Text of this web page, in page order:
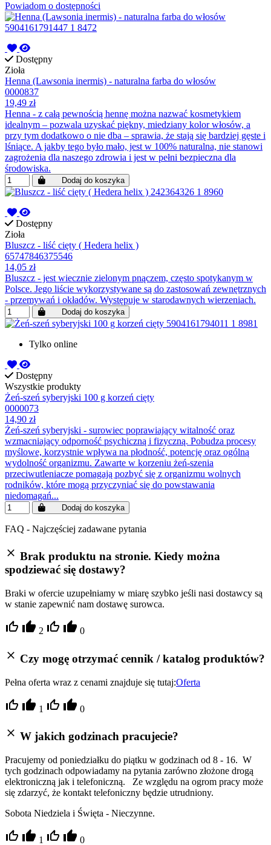
Powiadom o dostępności
Dostępny
Zioła
Henna (Lawsonia inermis) - naturalna farba do włosów
0000837
19,49 zł
Henna - z całą pewnością hennę można nazwać kosmetykiem
idealnym – pozwala uzyskać piękny, miedziany kolor włosów, a
przy tym dodatkowo o nie dba – sprawia, że stają się bardziej gęste i
lśniące. A jakby tego było mało, jest w 100% naturalna, nie stanowi
zagrożenia dla naszego zdrowia i jest w pełni bezpieczna dla
środowiska.
Dodaj do koszyka
Dostępny
Zioła
Bluszcz - liść cięty ( Hedera helix )
65747846375546
14,05 zł
Bluszcz - jest wiecznie zielonym pnączem, często spotykanym w
Polsce. Jego liście wykorzystywane są do zastosowań zewnętrznych
- przemywań i okładów. Występuje w starodawnych wierzeniach.
Dodaj do koszyka
Tylko online
Dostępny
Wszystkie produkty
Żeń-szeń syberyjski 100 g korzeń cięty
0000073
14,90 zł
Żeń-szeń syberyjski - surowiec poprawiający witalność oraz
wzmacniający odporność psychiczną i fizyczną. Pobudza procesy
myślowe, korzystnie wpływa na płodność, potencję oraz ogólną
wydolność organizmu. Zawarte w korzeniu żeń-szenia
przeciwutleniacze pomagają pozbyć się z organizmu wolnych
rodników, które mogą przyczyniać się do powstawania
niedomagań...
Dodaj do koszyka
FAQ - Najczęściej zadawane pytania
Brak produktu na stronie. Kiedy można
spodziewać się dostawy?
Braki w ofercie uzupełniamy w miarę szybko jeśli nasi dostawcy są
w stanie zapewnić nam dostawę surowca.
2 0
Czy mogę otrzymać cennik / katalog produktów?
Pełna oferta wraz z cenami znajduje się tutaj:Oferta
1 0
W jakich godzinach pracujecie?
Pracujemy od poniedziałku do piątku w godzinach od 8 - 16. W
tych godzinach odpowiadamy na pytania zarówno złożone drogą
elektroniczną jak i telefoniczną. Ze względu na ogrom pracy może
się zdarzyć, że kontakt telefoniczny będzie utrudniony.
Sobota Niedziela i Święta - Nieczynne.
1 0